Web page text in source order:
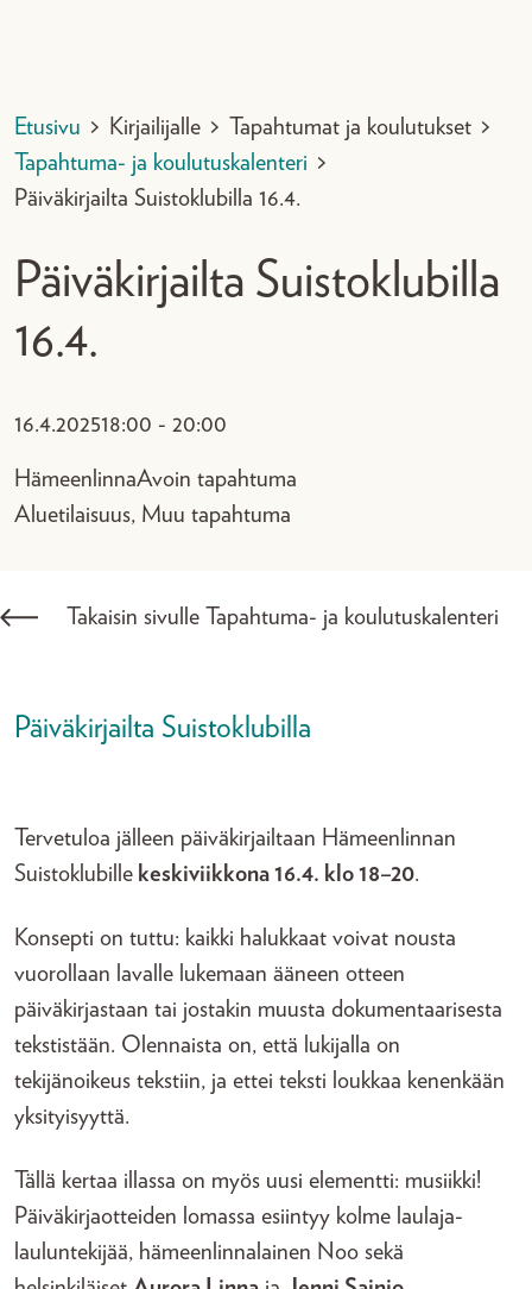
Etusivu > Kirjailijalle > Tapahtumat ja koulutukset >
Tapahtuma- ja koulutuskalenteri >
Päiväkirjailta Suistoklubilla 16.4.
Päiväkirjailta Suistoklubilla
16.4.
16.4.202518:00 - 20:00
HämeenlinnaAvoin tapahtuma
Aluetilaisuus, Muu tapahtuma
Takaisin sivulle Tapahtuma- ja koulutuskalenteri
Päiväkirjailta Suistoklubilla
Tervetuloa jälleen päiväkirjailtaan Hämeenlinnan
Suistoklubille keskiviikkona 16.4. klo 18–20.
Konsepti on tuttu: kaikki halukkaat voivat nousta
vuorollaan lavalle lukemaan ääneen otteen
päiväkirjastaan tai jostakin muusta dokumentaarisesta
tekstistään. Olennaista on, että lukijalla on
tekijänoikeus tekstiin, ja ettei teksti loukkaa kenenkään
yksityisyyttä.
Tällä kertaa illassa on myös uusi elementti: musiikki!
Päiväkirjaotteiden lomassa esiintyy kolme laulaja-
lauluntekijää, hämeenlinnalainen Noo sekä